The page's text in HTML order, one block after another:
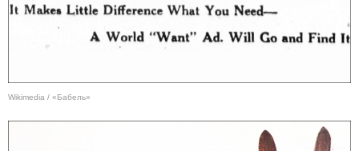
Wikimedia / «Бабель»